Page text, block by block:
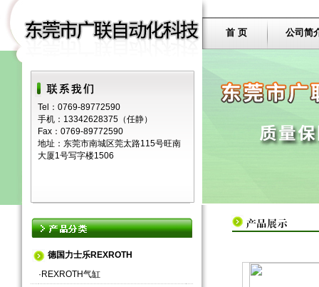
Tel：0769-89772590
手机：13342628375（任静）
Fax：0769-89772590
地址：东莞市南城区莞太路115号旺南
大厦1号写字楼1506
首 页 公司简
德国力士乐REXROTH
· REXROTH气缸